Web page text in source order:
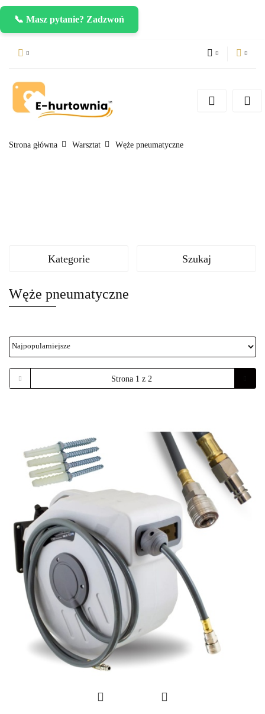
📞 Masz pytanie? Zadzwoń
CZK
Zarejestruj się
Strona główna Warsztat Węże pneumatyczne
Kategorie Szukaj
Węże pneumatyczne